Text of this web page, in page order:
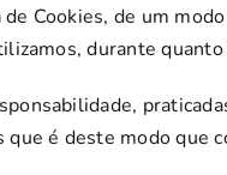
Cookies, de um
durante
é deste modo que